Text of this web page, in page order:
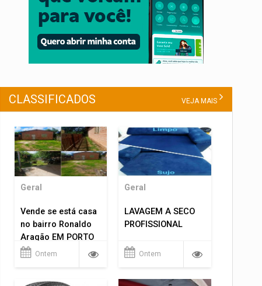
CLASSIFICADOS VEJA MAIS
Geral
Vende se está casa
no bairro Ronaldo
Aragão EM PORTO
VELHO RO.
Ontem
Geral
LAVAGEM A SECO
PROFISSIONAL
Ontem